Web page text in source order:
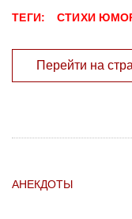
ТЕГИ: СТИХИ
Перейти на
АНЕКДОТЫ